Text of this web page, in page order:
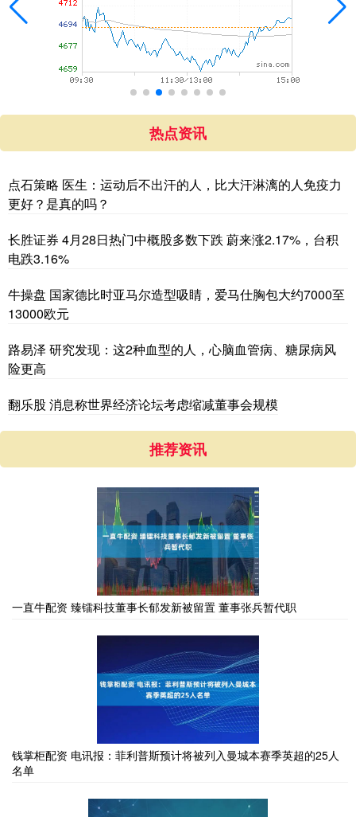
热点资讯
点石策略 医生：运动后不出汗的人，比大汗淋漓的人免疫力
更好？是真的吗？
长胜证券 4月28日热门中概股多数下跌 蔚来涨2.17%，台积
电跌3.16%
牛操盘 国家德比时亚马尔造型吸睛，爱马仕胸包大约7000至
13000欧元
路易泽 研究发现：这2种血型的人，心脑血管病、糖尿病风
险更高
翻乐股 消息称世界经济论坛考虑缩减董事会规模
推荐资讯
一直牛配资 臻镭科技董事长郁发新被留置 董事张兵暂代职
钱掌柜配资 电讯报：菲利普斯预计将被列入曼城本赛季英超的25人
名单